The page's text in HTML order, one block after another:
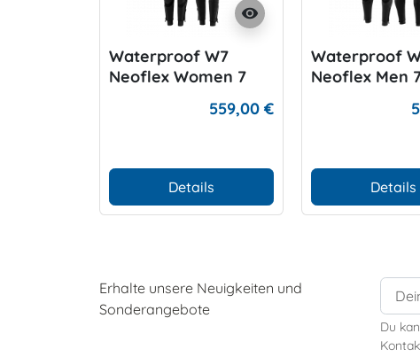
visibility
Waterproof W7
Neoflex Women 7
559,00 €
Details
Waterproof
Neoflex Men
Details
Erhalte unsere Neuigkeiten und
Sonderangebote
Du